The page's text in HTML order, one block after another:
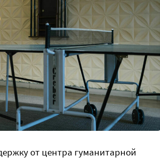
от центра гуманитарной